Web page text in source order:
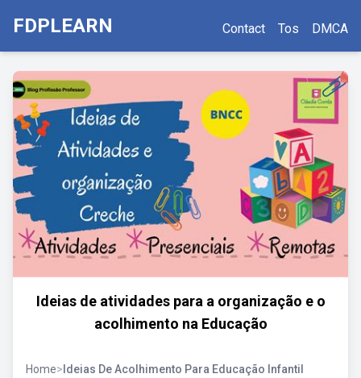
FDPLEARN Contact Tos DMCA
Ideias de atividades para a organização e o
acolhimento na Educação
Home> Ideias De Acolhimento Para Educação Infantil